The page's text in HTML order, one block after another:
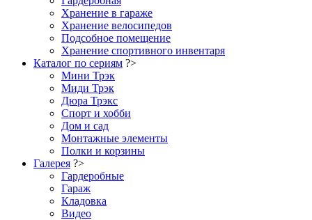
Хранение в гараже
Хранение велосипедов
Подсобное помещение
Хранение спортивного инвентаря
Каталог по сериям ?>
Мини Трэк
Миди Трэк
Дюра Трэкс
Спорт и хобби
Дом и сад
Монтажные элементы
Полки и корзины
Галерея ?>
Гардеробные
Гараж
Кладовка
Видео